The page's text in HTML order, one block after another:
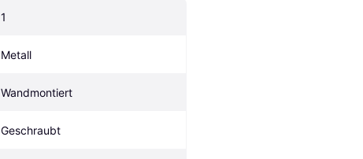
1
Metall
Wandmontiert
Geschraubt